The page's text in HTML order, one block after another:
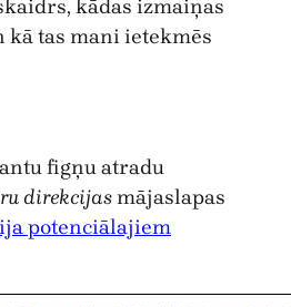
kādas izmaiņas
kā tas mani ietekmēs
figņu atradu
direkcijasmājaslapas
potenciālajiem